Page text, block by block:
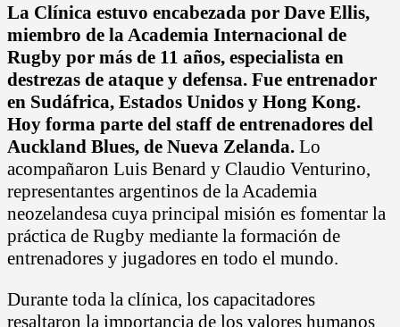
La Clínica estuvo encabezada por Dave Ellis,
miembro de la Academia Internacional de
Rugby por más de 11 años, especialista en
destrezas de ataque y defensa. Fue entrenador
en Sudáfrica, Estados Unidos y Hong Kong.
Hoy forma parte del staff de entrenadores del
Auckland Blues, de Nueva Zelanda. Lo
acompañaron Luis Benard y Claudio Venturino,
representantes argentinos de la Academia
neozelandesa cuya principal misión es fomentar la
práctica de Rugby mediante la formación de
entrenadores y jugadores en todo el mundo.
Durante toda la clínica, los capacitadores
resaltaron la importancia de los valores humanos